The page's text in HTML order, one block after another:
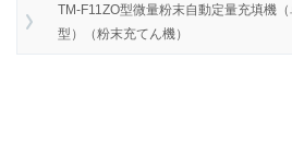
TM-F11ZO型微量粉末自動定量充填機（
型）（粉末充てん機）